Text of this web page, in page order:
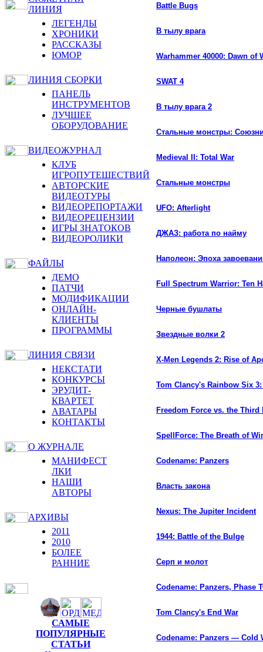
ЛИНИЯ
ЛЕГЕНДЫ
ХРОНИКИ
РАССКАЗЫ
ЮМОР
ЛИНИЯ СБОРКИ
ПАНЕЛЬ
ИНСТРУМЕНТОВ
ЛУЧШЕЕ
ОБОРУДОВАНИЕ
ВИДЕОЖУРНАЛ
КЛУБ
ИГРОПУТЕШЕСТВИЙ
АВТОРСКИЕ
ВИДЕОТУРЫ
ВИДЕОРЕПОРТАЖИ
ВИДЕОРЕЦЕНЗИИ
ИГРЫ ЗНАТОКОВ
ВИДЕОРОЛИКИ
ФАЙЛЫ
ДЕМО
ПАТЧИ
МОДИФИКАЦИИ
ОНЛАЙН-
КЛИЕНТЫ
ПРОГРАММЫ
ЛИНИЯ СВЯЗИ
НЕКСТАТИ
КОНКУРСЫ
ЭРУДИТ-
КВАРТЕТ
АВАТАРЫ
КОНТАКТЫ
О ЖУРНАЛЕ
МАНИФЕСТ
ЛКИ
НАШИ
АВТОРЫ
АРХИВЫ
2011
2010
БОЛЕЕ
РАННИЕ
САМЫЕ
ПОПУЛЯРНЫЕ
СТАТЬИ
Battle Bugs
В тылу врага
Warhammer 40000: Dawn of
SWAT 4
В тылу врага 2
Стальные монстры:
Medieval II: Total War
Стальные монстры
UFO: Afterlight
ДЖАЗ: работа по найму
Наполеон: Эпоха
Full Spectrum Warrior: Ten
Черные бушлаты
Звездные волки 2
X-Men Legends 2: Rise of
Tom Clancy's Rainbow Six
Freedom Force vs. the Third
SpellForce: The Breath of
Codename: Panzers
Власть закона
Nexus: The Jupiter Incident
1944: Battle of the Bulge
Серп и молот
Codename: Panzers, Phase
Tom Clancy's End War
Codename: Panzers — Cold